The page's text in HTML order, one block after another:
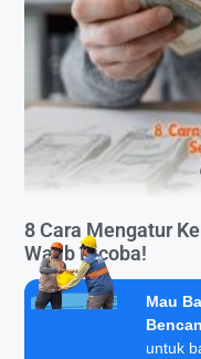
8 Cara Mengatur
Wajib Dicoba!
Mau
untuk